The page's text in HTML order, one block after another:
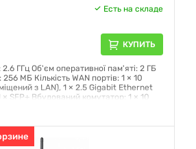
Есть на складе
КУПИТЬ
ГГц Об'єм оперативної пам'яті: 2 ГБ
МБ Кількість WAN портів: 1 × 10
з LAN), 1 × 2.5 Gigabit Ethernet
× SFP+ Вбудований комутатор: 1 × 10